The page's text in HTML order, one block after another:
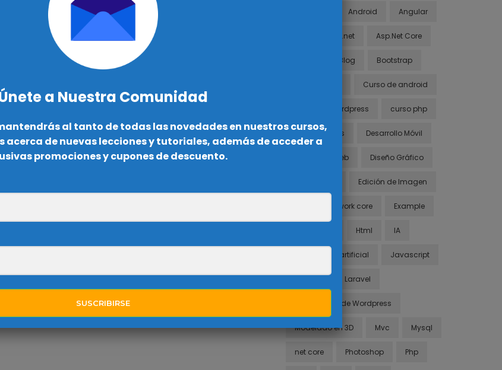
visual, además de dar las instrucciones
y CSS estructura su presentación.
documento HTML a través de una etiqueta, esto,
estilo del documento HTML.
en un documento HTML (<Style>); este
una etiqueta HTML, con el objetivo de cambiar
Android Angular
asp.net Asp.Net Core
Blog Bootstrap
Curso de android
Curso de Wordpress curso php
Cursos Gratis Desarrollo Móvil
Desarrollo Web Diseño Gráfico
Edición de Imagen
entity framework core Example
Html IA
inteligencia artificial Javascript
Laravel
Mega Curso de Wordpress
Modelado en 3D Mvc Mysql
net core Photoshop Php
a Nuestra Comunidad
al tanto de todas las novedades en nuestros cursos,
de nuevas lecciones y tutoriales, además de acceder a
promociones y cupones de descuento.
SUSCRIBIRSE